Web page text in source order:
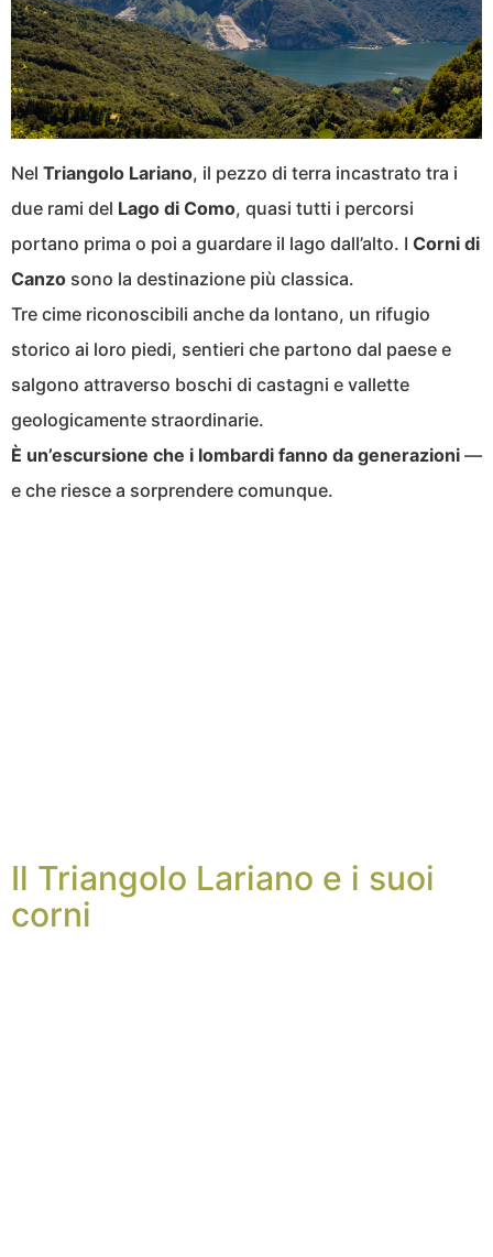
Nel Triangolo Lariano, il pezzo di terra incastrato tra i
due rami del Lago di Como, quasi tutti i percorsi
portano prima o poi a guardare il lago dall’alto. I Corni di
Canzo sono la destinazione più classica.
Tre cime riconoscibili anche da lontano, un rifugio
storico ai loro piedi, sentieri che partono dal paese e
salgono attraverso boschi di castagni e vallette
geologicamente straordinarie.
È un’escursione che i lombardi fanno da generazioni —
e che riesce a sorprendere comunque.
Il Triangolo Lariano e i suoi
corni